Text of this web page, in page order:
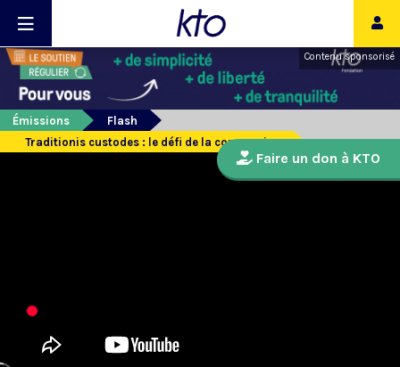
Contenu sponsorisé
Émissions
Flash
Traditionis custodes : le défi de la communion
Faire un don à KTO